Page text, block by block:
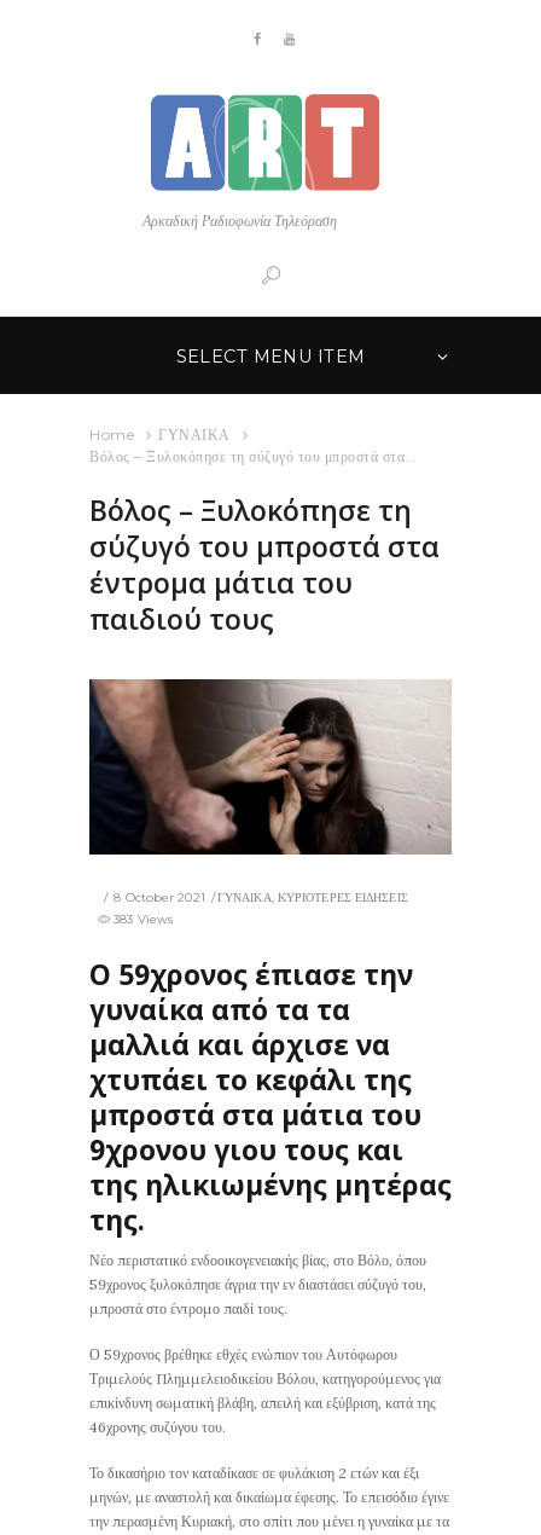
Αρκαδική Ραδιοφωνία Τηλεόραση
SELECT MENU ITEM
Home
ΓΥΝΑΙΚΑ
Βόλος – Ξυλοκόπησε τη σύζυγό του μπροστά στα...
Βόλος – Ξυλοκόπησε τη
σύζυγό του μπροστά στα
έντρομα μάτια του
παιδιού τους
8 October 2021 ΓΥΝΑΙΚΑ, ΚΥΡΙΟΤΕΡΕΣ ΕΙΔΗΣΕΙΣ
383 Views
Ο 59χρονος έπιασε την
γυναίκα από τα τα
μαλλιά και άρχισε να
χτυπάει το κεφάλι της
μπροστά στα μάτια του
9χρονου γιου τους και
της ηλικιωμένης μητέρας
της.
Νέο περιστατικό ενδοοικογενειακής βίας, στο Βόλο, όπου
59χρονος ξυλοκόπησε άγρια την εν διαστάσει σύζυγό του,
μπροστά στο έντρομο παιδί τους.
Ο 59χρονος βρέθηκε εθχές ενώπιον του Αυτόφωρου
Τριμελούς Πλημμελειοδικείου Βόλου, κατηγορούμενος για
επικίνδυνη σωματική βλάβη, απειλή και εξύβριση, κατά της
46χρονης συζύγου του.
Το δικασήριο τον καταδίκασε σε φυλάκιση 2 ετών και έξι
μηνών, με αναστολή και δικαίωμα έφεσης. Το επεισόδιο έγινε
την περασμένη Κυριακή, στο σπίτι που μένει η γυναίκα με τα